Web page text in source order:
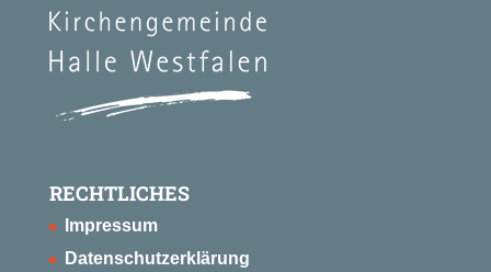
RECHTLICHES
Impressum
Datenschutzerklärung